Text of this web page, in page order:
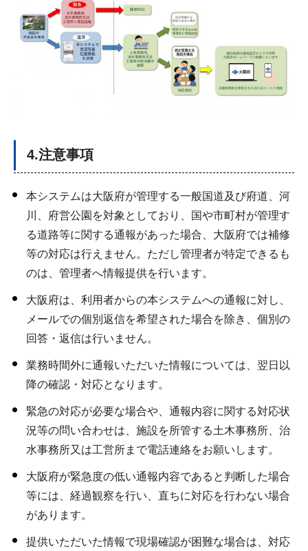
4.注意事項
本システムは大阪府が管理する一般国道及び府道、河
川、府営公園を対象としており、国や市町村が管理す
る道路等に関する通報があった場合、大阪府では補修
等の対応は行えません。ただし管理者が特定できるも
のは、管理者へ情報提供を行います。
大阪府は、利用者からの本システムへの通報に対し、
メールでの個別返信を希望された場合を除き、個別の
回答・返信は行いません。
業務時間外に通報いただいた情報については、翌日以
降の確認・対応となります。
緊急の対応が必要な場合や、通報内容に関する対応状
況等の問い合わせは、施設を所管する土木事務所、治
水事務所又は工営所まで電話連絡をお願いします。
大阪府が緊急度の低い通報内容であると判断した場合
等には、経過観察を行い、直ちに対応を行わない場合
があります。
提供いただいた情報で現場確認が困難な場合は、対応